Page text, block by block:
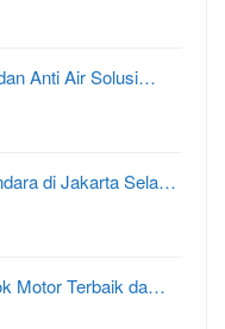
Anti Air Solusi…
di Jakarta Sela…
Motor Terbaik da…